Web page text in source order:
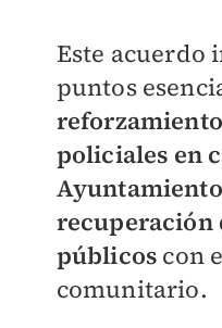
Este acuerdo
puntos
policiales en
recuperación
públicos con
comunitario.